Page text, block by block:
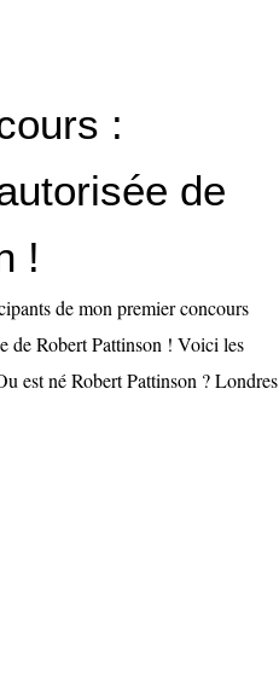
:
de
!
de mon premier concours
de Robert Pattinson ! Voici les
est né Robert Pattinson ? Londres